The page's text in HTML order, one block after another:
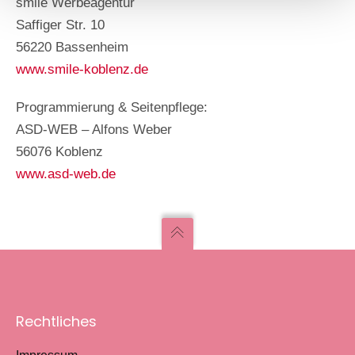
Saffiger Str. 10
56220 Bassenheim
www.smile-koblenz.de
Programmierung & Seitenpflege:
ASD-WEB – Alfons Weber
56076 Koblenz
www.asd-web.de
Rechtliches